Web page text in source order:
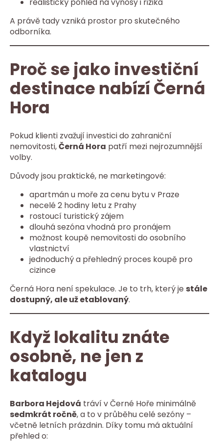
realistický pohled na výnosy i rizika
A právě tady vzniká prostor pro skutečného
odborníka.
Proč se jako investiční
destinace nabízí Černá
Hora
Pokud klienti zvažují investici do zahraniční
nemovitosti,Černá Hora patří mezi nejrozumnější
volby.
Důvody jsou praktické, ne marketingové:
apartmán u moře za cenu bytu v Praze
necelé 2 hodiny letu z Prahy
rostoucí turistický zájem
dlouhá sezóna vhodná pro pronájem
možnost koupě nemovitosti do osobního
vlastnictví
jednoduchý a přehledný proces koupě pro
cizince
Černá Hora není spekulace. Je to trh, který je stále
dostupný, ale už etablovaný.
Když lokalitu znáte
osobně, ne jen z
katalogu
Barbora Hejdová tráví v Černé Hoře minimálně
sedmkrát ročně, a to v průběhu celé sezóny –
včetně letních prázdnin. Díky tomu má aktuální
přehled o: